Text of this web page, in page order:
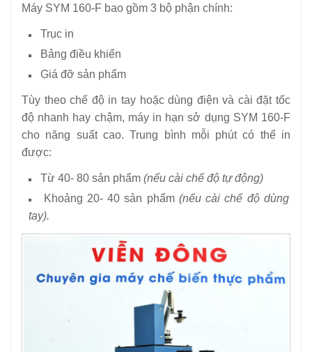
Máy SYM 160-F bao gồm 3 bộ phận chính:
Trục in
Bảng điều khiển
Giá đỡ sản phẩm
Tùy theo chế độ in tay hoặc dùng điện và cài đặt tốc
độ nhanh hay chậm, máy in hạn sở dụng SYM 160-F
cho năng suất cao. Trung bình mỗi phút có thể in
được:
Từ 40- 80 sản phẩm (nếu cài chế độ tự động)
Khoảng 20- 40 sản phẩm (nếu cài chế độ dùng
tay).